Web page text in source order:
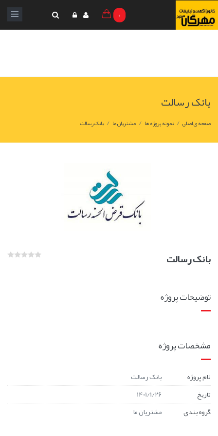
0
بانک رسالت
صفحه ی اصلی / نمونه پروژه ها / مشتریان ما / بانک رسالت
بانک رسالت
توضیحات پروژه
مشخصات پروژه
نام پروژه
بانک رسالت
تاریخ
1401/1/26
گروه بندی
مشتریان ما